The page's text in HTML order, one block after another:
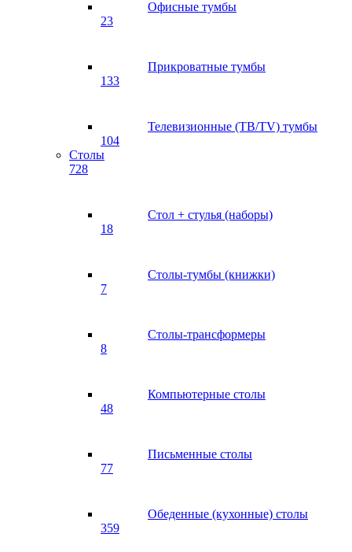
Офисные тумбы
23
Прикроватные тумбы
133
Телевизионные (ТВ/TV) тумбы
104
Столы
728
Стол + стулья (наборы)
18
Столы-тумбы (книжки)
7
Столы-трансформеры
8
Компьютерные столы
48
Письменные столы
77
Обеденные (кухонные) столы
359